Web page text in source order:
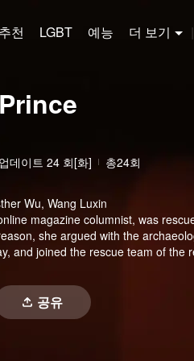
추천 LGBT 예능 더 보기 |
데이트 24 회[화] 총24회
Wu, Wang Luxin
magazine columnist, was
she argued with the
and joined the rescue team of
Muxin resorted to various
had feelings for each other. They
공유